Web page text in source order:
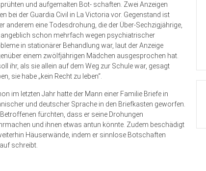
und aufgemalten Bot- schaften. Zwei Anzeigen
bei der Guardia Civil in La Victoria vor. Gegenstand ist
anderem eine Todesdrohung, die der Über-Sechzigjährige,
angeblich schon mehrfach wegen psychiatrischer
in stationärer Behandlung war, laut der Anzeige
einem zwölfjährigen Mädchen ausgesprochen hat.
ihr, als sie allein auf dem Weg zur Schule war, gesagt
sie habe „kein Recht zu leben“.
im letzten Jahr hatte der Mann einer Familie Briefe in
und deutscher Sprache in den Briefkasten geworfen.
Betroffenen fürchten, dass er seine Drohungen
und ihnen etwas antun könnte. Zudem beschädigt
Häuserwände, indem er sinnlose Botschaften
schreibt.